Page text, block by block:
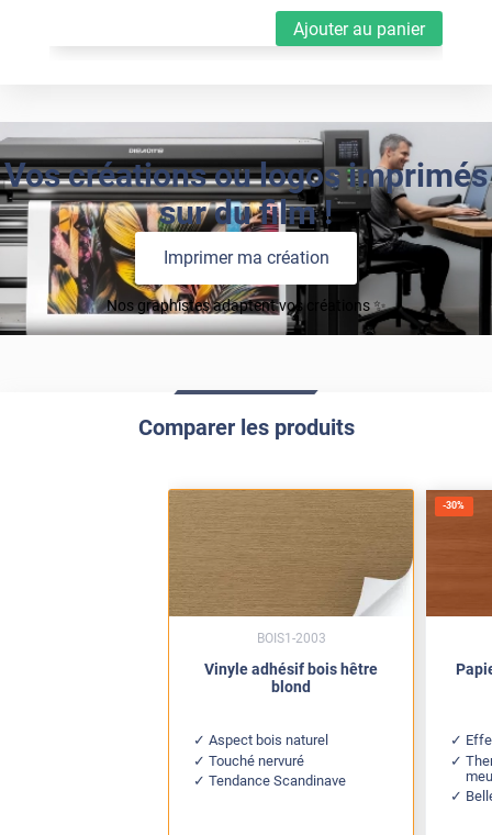
Ajouter au panier
Vos créations ou logos imprimés
sur du film !
Imprimer ma création
Nos graphistes adaptent vos créations ✨
Comparer les produits
Vinyle adhésif bois hêtre
blond
Aspect bois naturel
Touché nervuré
Tendance Scandinave
BOIS1-2003
-30%